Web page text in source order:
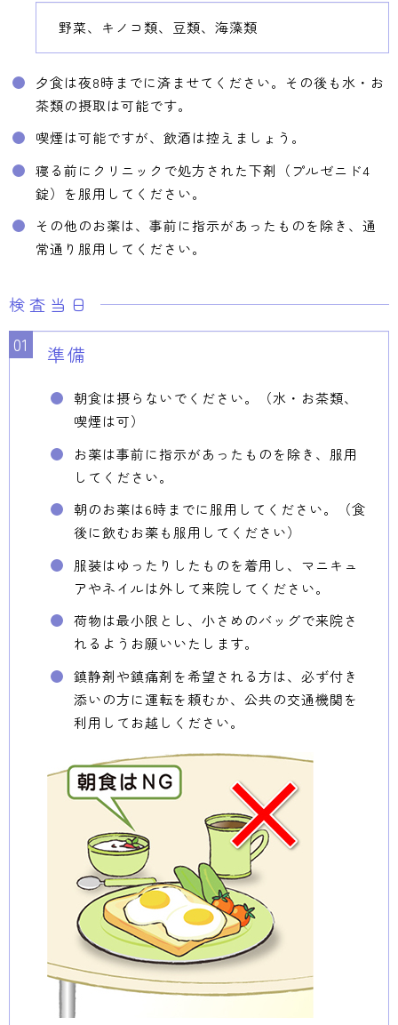
野菜、キノコ類、豆類、海藻類
夕食は夜8時までに済ませてください。その後も水・お
茶類の摂取は可能です。
喫煙は可能ですが、飲酒は控えましょう。
寝る前にクリニックで処方された下剤（プルゼニド4
錠）を服用してください。
その他のお薬は、事前に指示があったものを除き、通
常通り服用してください。
検査当日
準備
朝食は摂らないでください。（水・お茶類、
喫煙は可）
お薬は事前に指示があったものを除き、服用
してください。
朝のお薬は6時までに服用してください。（食
後に飲むお薬も服用してください）
服装はゆったりしたものを着用し、マニキュ
アやネイルは外して来院してください。
荷物は最小限とし、小さめのバッグで来院さ
れるようお願いいたします。
鎮静剤や鎮痛剤を希望される方は、必ず付き
添いの方に運転を頼むか、公共の交通機関を
利用してお越しください。